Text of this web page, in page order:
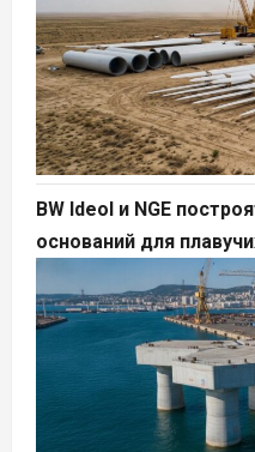
BW Ideol и NGE
оснований для